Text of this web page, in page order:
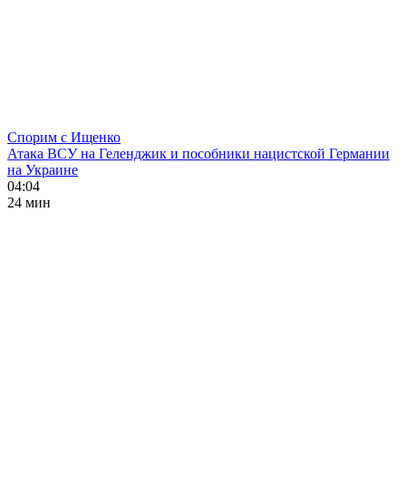
Спорим с Ищенко
Атака ВСУ на Геленджик и пособники нацистской Германии
на Украине
04:04
24 мин